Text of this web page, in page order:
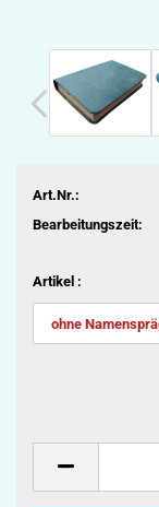
Art.Nr.:
Bearbeitungszeit:
Artikel :